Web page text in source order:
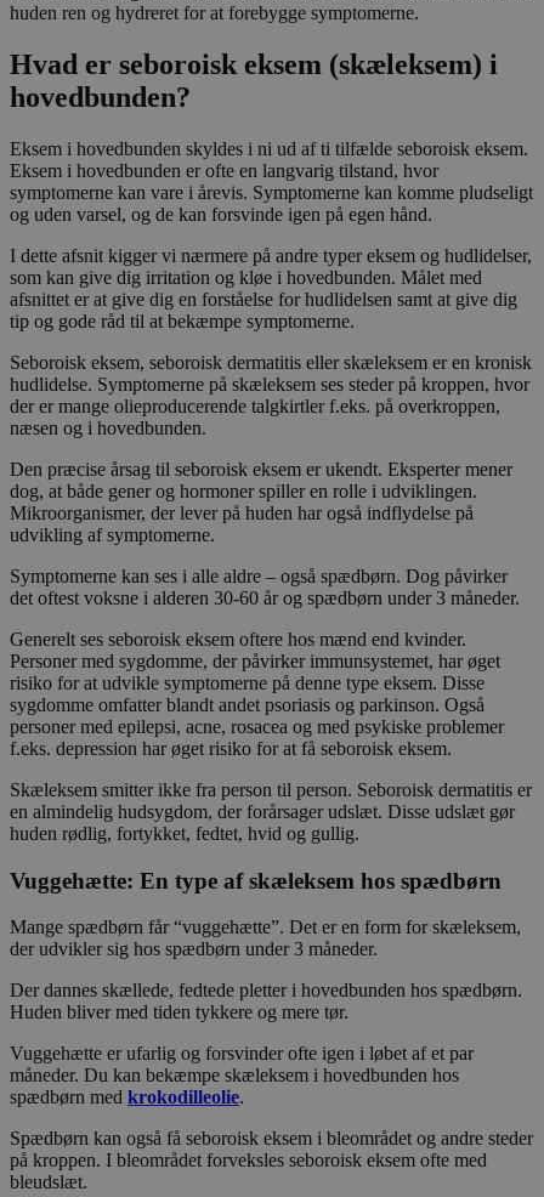
huden ren og hydreret for at forebygge symptomerne.
Hvad er seboroisk eksem (skæleksem) i
hovedbunden?
Eksem i hovedbunden skyldes i ni ud af ti tilfælde seboroisk eksem.
Eksem i hovedbunden er ofte en langvarig tilstand, hvor
symptomerne kan vare i årevis. Symptomerne kan komme pludseligt
og uden varsel, og de kan forsvinde igen på egen hånd.
I dette afsnit kigger vi nærmere på andre typer eksem og hudlidelser,
som kan give dig irritation og kløe i hovedbunden. Målet med
afsnittet er at give dig en forståelse for hudlidelsen samt at give dig
tip og gode råd til at bekæmpe symptomerne.
Seboroisk eksem, seboroisk dermatitis eller skæleksem er en kronisk
hudlidelse. Symptomerne på skæleksem ses steder på kroppen, hvor
der er mange olieproducerende talgkirtler f.eks. på overkroppen,
næsen og i hovedbunden.
Den præcise årsag til seboroisk eksem er ukendt. Eksperter mener
dog, at både gener og hormoner spiller en rolle i udviklingen.
Mikroorganismer, der lever på huden har også indflydelse på
udvikling af symptomerne.
Symptomerne kan ses i alle aldre – også spædbørn. Dog påvirker
det oftest voksne i alderen 30-60 år og spædbørn under 3 måneder.
Generelt ses seboroisk eksem oftere hos mænd end kvinder.
Personer med sygdomme, der påvirker immunsystemet, har øget
risiko for at udvikle symptomerne på denne type eksem. Disse
sygdomme omfatter blandt andet psoriasis og parkinson. Også
personer med epilepsi, acne, rosacea og med psykiske problemer
f.eks. depression har øget risiko for at få seboroisk eksem.
Skæleksem smitter ikke fra person til person. Seboroisk dermatitis er
en almindelig hudsygdom, der forårsager udslæt. Disse udslæt gør
huden rødlig, fortykket, fedtet, hvid og gullig.
Vuggehætte: En type af skæleksem hos spædbørn
Mange spædbørn får “vuggehætte”. Det er en form for skæleksem,
der udvikler sig hos spædbørn under 3 måneder.
Der dannes skællede, fedtede pletter i hovedbunden hos spædbørn.
Huden bliver med tiden tykkere og mere tør.
Vuggehætte er ufarlig og forsvinder ofte igen i løbet af et par
måneder. Du kan bekæmpe skæleksem i hovedbunden hos
spædbørn med krokodilleolie.
Spædbørn kan også få seboroisk eksem i bleområdet og andre steder
på kroppen. I bleområdet forveksles seboroisk eksem ofte med
bleudslæt.